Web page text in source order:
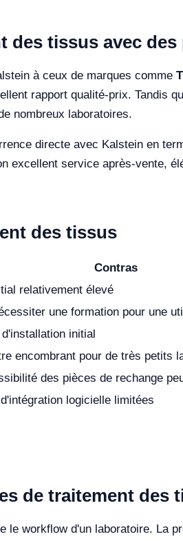
des tissus avec
à ceux de marques comme
rapport qualité-prix. Tandis
nombreux laboratoires.
directe avec Kalstein en
excellent service après-vente,
des tissus
Contras
relativement élevé
une formation pour une
d'installation initial
encombrant pour de très petits
des pièces de rechange
logicielle limitées
de traitement des
workflow d'un laboratoire. La